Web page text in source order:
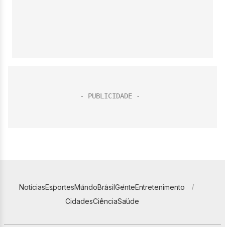
NotíciasEsportesMundoBrasilGenteEntretenimento
CidadesCiênciaSaúde